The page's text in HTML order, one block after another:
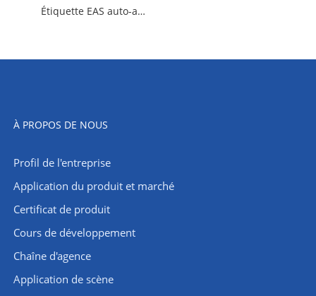
Étiquette EAS auto-alarmante avec lanière
À PROPOS DE NOUS
Profil de l'entreprise
Application du produit et marché
Certificat de produit
Cours de développement
Chaîne d'agence
Application de scène